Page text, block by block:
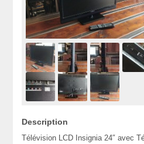
Description
Télévision LCD Insignia 24″ avec